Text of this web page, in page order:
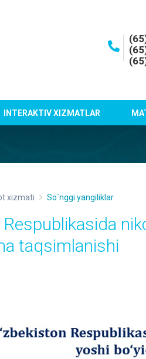
INTERAKTIV XIZMATLAR
xizmati So`nggi yangiliklar
Respublikasida
taqsimlanishi